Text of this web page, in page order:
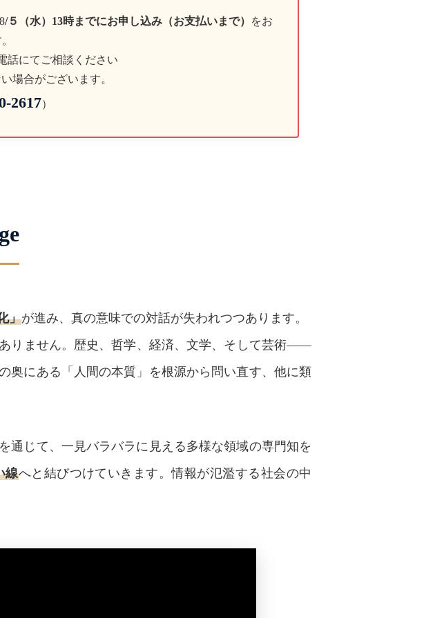
/５ （水）13時までにお申し込み（お支払いまで）
をお
話にてご相談ください
場合がございます。
2617）
」が進み、真の意味での対話が失われつつあります。
りません。歴史、哲学、経済、文学、そして芸術――
奥にある「人間の本質」を根源から問い直す、他に類
通じて、一見バラバラに見える多様な領域の専門知を
線へと結びつけていきます。情報が氾濫する社会の中